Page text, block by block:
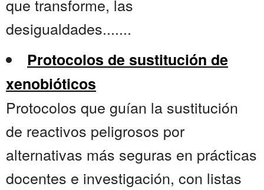
que transforme, las
desigualdades.......
Protocolos de sustitución de
xenobióticos
Protocolos que guían la sustitución
de reactivos peligrosos por
alternativas más seguras en prácticas
docentes e investigación, con listas